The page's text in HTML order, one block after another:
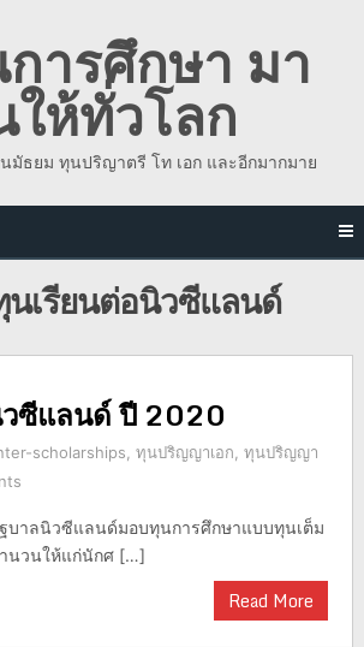
ารศึกษา มา
ห้ทั่วโลก
มัธยม ทุนปริญาตรี โท เอก และอีกมากมาย
เรียนต่อนิวซีแลนด์
ซีแลนด์ ปี 2020
scholarships ทุนปริญญาเอก ทุนปริญญา
บาลนิวซีแลนด์มอบทุนการศึกษาแบบทุนเต็ม
นวนให้แก่นักศ […]
Read More